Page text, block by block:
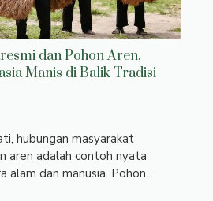
dan Pohon Aren,
Manis di Balik Tradisi
hubungan masyarakat
aren adalah contoh nyata
alam dan manusia. Pohon...